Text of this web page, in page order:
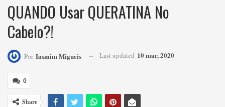
QUANDO Usar QUERATINA No
Cabelo?!
Por Iasmim Migueis Last updated 10 mar, 2020
0
Share